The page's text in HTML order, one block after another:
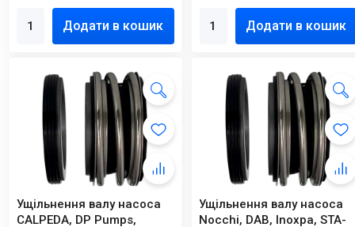
Додати в кошик Додати в кошик
Ущільнення валу насоса
CALPEDA, DP Pumps,
Ущільнення валу насоса
Nocchi, DAB, Inoxpa, STA-